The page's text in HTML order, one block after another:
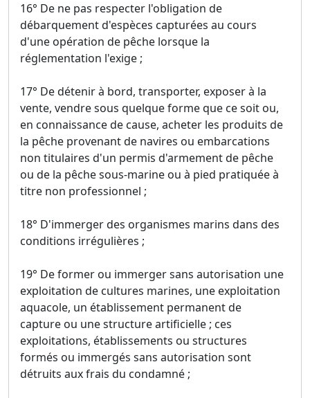
16° De ne pas respecter l'obligation de
débarquement d'espèces capturées au cours
d'une opération de pêche lorsque la
réglementation l'exige ;
17° De détenir à bord, transporter, exposer à la
vente, vendre sous quelque forme que ce soit ou,
en connaissance de cause, acheter les produits de
la pêche provenant de navires ou embarcations
non titulaires d'un permis d'armement de pêche
ou de la pêche sous-marine ou à pied pratiquée à
titre non professionnel ;
18° D'immerger des organismes marins dans des
conditions irrégulières ;
19° De former ou immerger sans autorisation une
exploitation de cultures marines, une exploitation
aquacole, un établissement permanent de
capture ou une structure artificielle ; ces
exploitations, établissements ou structures
formés ou immergés sans autorisation sont
détruits aux frais du condamné ;